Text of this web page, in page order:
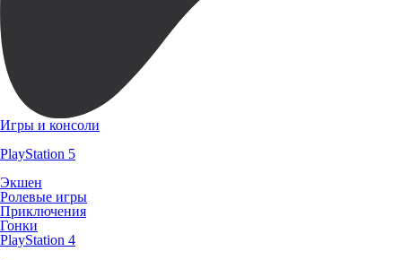
Игры и консоли
PlayStation 5
Экшен
Ролевые игры
Приключения
Гонки
PlayStation 4